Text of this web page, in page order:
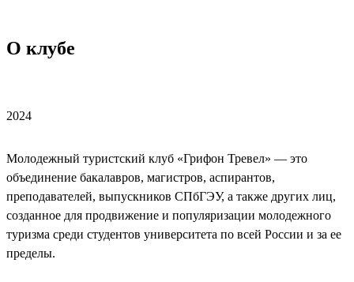
О клубе
2024
Молодежный туристский клуб «Грифон Тревел» — это
объединение бакалавров, магистров, аспирантов,
преподавателей, выпускников СПбГЭУ, а также других лиц,
созданное для продвижение и популяризации молодежного
туризма среди студентов университета по всей России и за ее
пределы.